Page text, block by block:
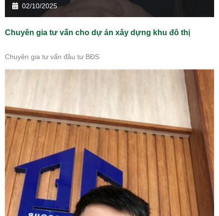
02/10/2025
Chuyên gia tư vấn cho dự án xây dựng khu đô thị
Chuyên gia tư vấn đầu tư BĐS